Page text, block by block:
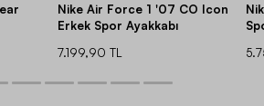
Nike Air Force 1 '07 CO Icon
Erkek Spor Ayakkabı
7.199,90 TL